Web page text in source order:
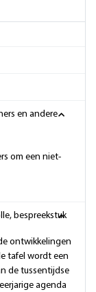
en andere
om een niet-
bespreekstuk
ontwikkelingen
tafel wordt een
de tussentijdse
agenda